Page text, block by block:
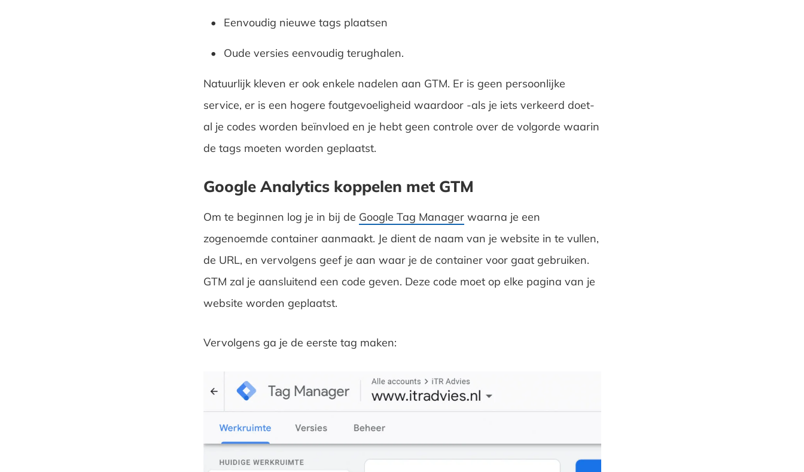
Eenvoudig nieuwe tags plaatsen
Oude versies eenvoudig terughalen.
Natuurlijk kleven er ook enkele nadelen aan GTM. Er is geen persoonlijke
service, er is een hogere foutgevoeligheid waardoor -als je iets verkeerd doet-
al je codes worden beïnvloed en je hebt geen controle over de volgorde waarin
de tags moeten worden geplaatst.
Google Analytics koppelen met GTM
Om te beginnen log je in bij de Google Tag Managerwaarna je een
zogenoemde container aanmaakt. Je dient de naam van je website in te vullen,
de URL, en vervolgens geef je aan waar je de container voor gaat gebruiken.
GTM zal je aansluitend een code geven. Deze code moet op elke pagina van je
website worden geplaatst.
Vervolgens ga je de eerste tag maken: